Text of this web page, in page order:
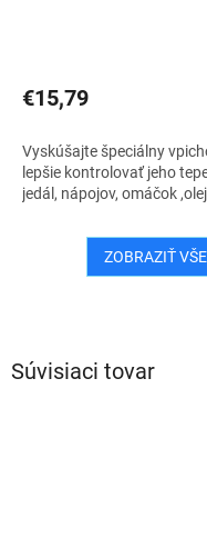
Súvisiaci tovar
€15,79
Vyskúšajte špeciálny
lepšie kontrolovať jeho
jedál, nápojov, omáčok
ZOBRAZIŤ